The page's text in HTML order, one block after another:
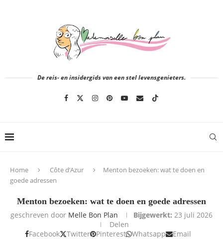
De reis- en insidergids van een stel levensgenieters.
Home Côte d’Azur
Menton bezoeken: wat te doen en
goede adressen
Menton bezoeken: wat te doen en goede adressen
geschreven door Melle Bon Plan Bijgewerkt: 23 juli 2026
Delen
Facebook
Twitter Pinterest Whatsapp Email